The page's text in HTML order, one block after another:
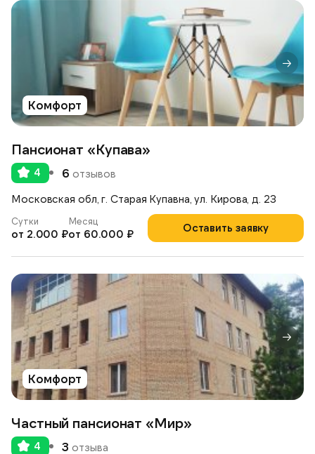
Комфорт
Пансионат «Купава»
4 6 отзывов
Московская обл, г. Старая Купавна, ул. Кирова, д. 23
Оставить заявку
Сутки
от 2.000 ₽
Месяц
от 60.000 ₽
Комфорт
Частный пансионат «Мир»
4 3 отзыва